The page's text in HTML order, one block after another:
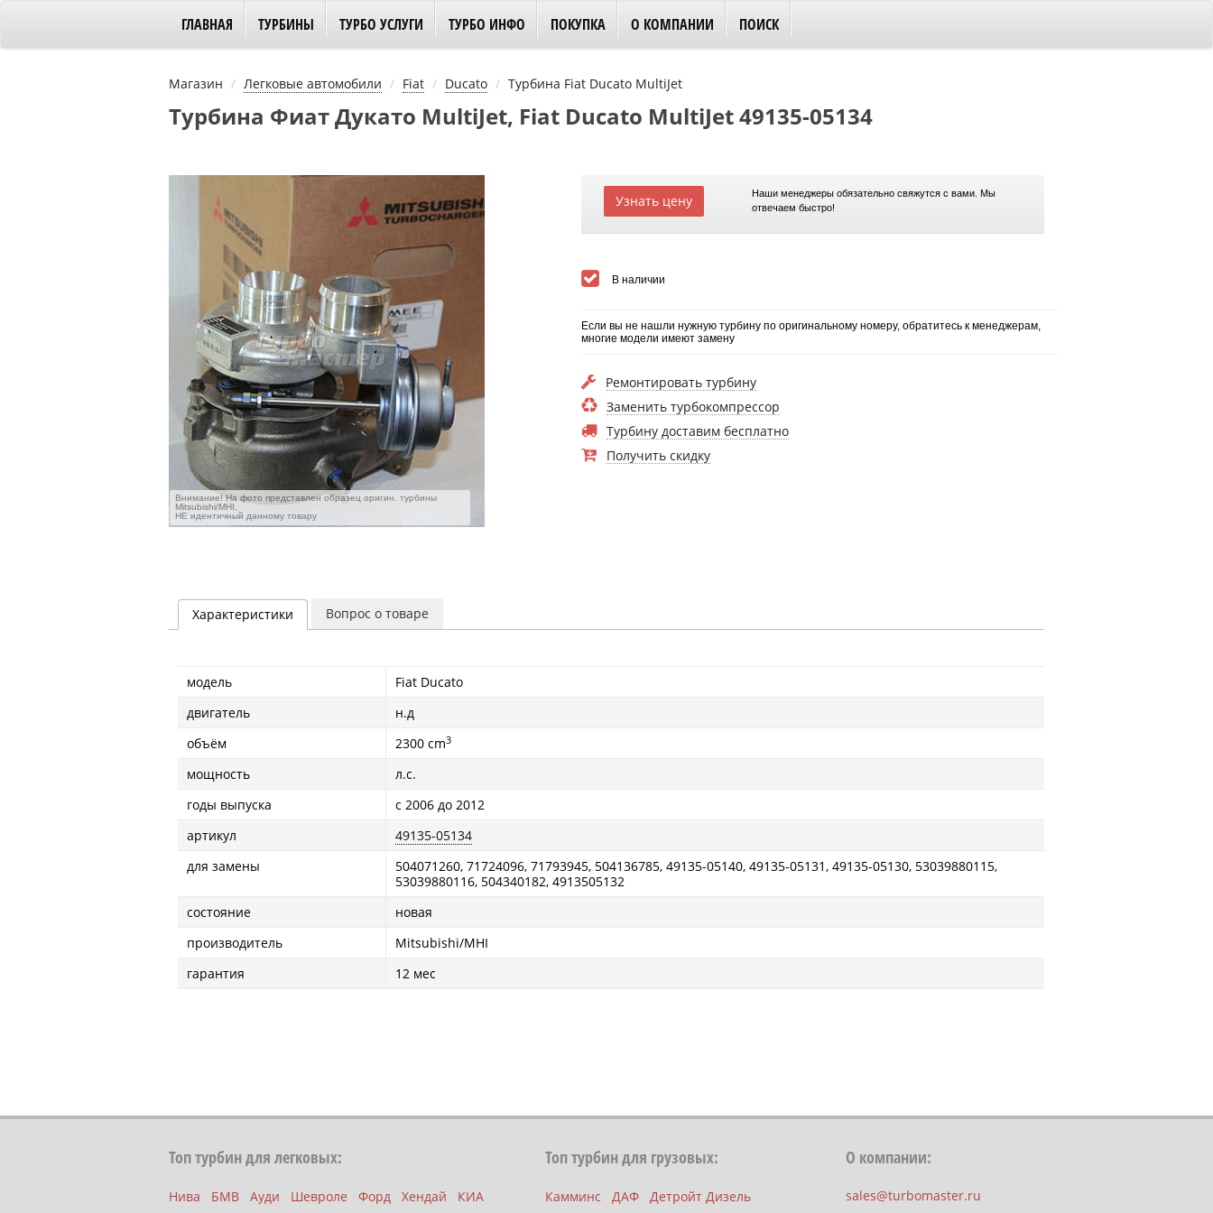
ГЛАВНАЯ ТУРБИНЫ ТУРБО УСЛУГИ ТУРБО ИНФО ПОКУПКА О КОМПАНИИ ПОИСК
Магазин Легковые автомобили Fiat Ducatо Турбина Fiat Ducatо MultiJet
Турбина Фиат Дукато MultiJet, Fiat Ducatо MultiJet 49135-05134
Внимание! На фото представлен образец оригин. турбины
Mitsubishi/MHI,
НЕ идентичный данному товару
Узнать цену
Наши менеджеры обязательно свяжутся с вами. Мы
отвечаем быстро!
В наличии
Если вы не нашли нужную турбину по оригинальному номеру, обратитесь к менеджерам,
многие модели имеют замену
Ремонтировать турбину
Заменить турбокомпрессор
Турбину доставим бесплатно
Получить скидку
Характеристики Вопрос о товаре
модель
Fiat Ducatо
двигатель
н.д
объём
2300 cm3
мощность
л.с.
годы выпуска
с 2006 до 2012
артикул
49135-05134
для замены
504071260, 71724096, 71793945, 504136785, 49135-05140, 49135-05131, 49135-05130, 53039880115,
53039880116, 504340182, 4913505132
состояние
новая
производитель
Mitsubishi/MHI
гарантия
12 мес
Топ турбин для легковых:
Нива БМВ Ауди Шевроле Форд Хендай
КИА
Топ турбин для грузовых:
Камминс ДАФ
Детройт Дизель
О компании:
sales@turbomaster.ru